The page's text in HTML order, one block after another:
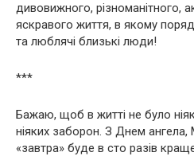
дивовижного, різноманітного,
яскравого життя, в якому
та люблячі близькі люди!
***
Бажаю, щоб в житті не було
ніяких заборон. З Днем
«завтра» буде в сто разів